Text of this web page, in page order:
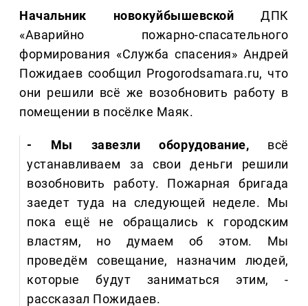
Начальник новокуйбышевскойДПК
«Аварийно пожарно-спасательного
формирования «Служба спасения» Андрей
Пожидаев сообщил Progorodsamara.ru, что
они решили всё же возобновить работу в
помещении в посёлке Маяк.
- Мы завезли оборудование, всё
устанавливаем за свои деньги решили
возобновить работу. Пожарная бригада
заедет туда на следующей неделе. Мы
пока ещё не обращались к городским
властям, но думаем об этом. Мы
проведём совещание, назначим людей,
которые будут заниматься этим, -
рассказал Пожидаев.